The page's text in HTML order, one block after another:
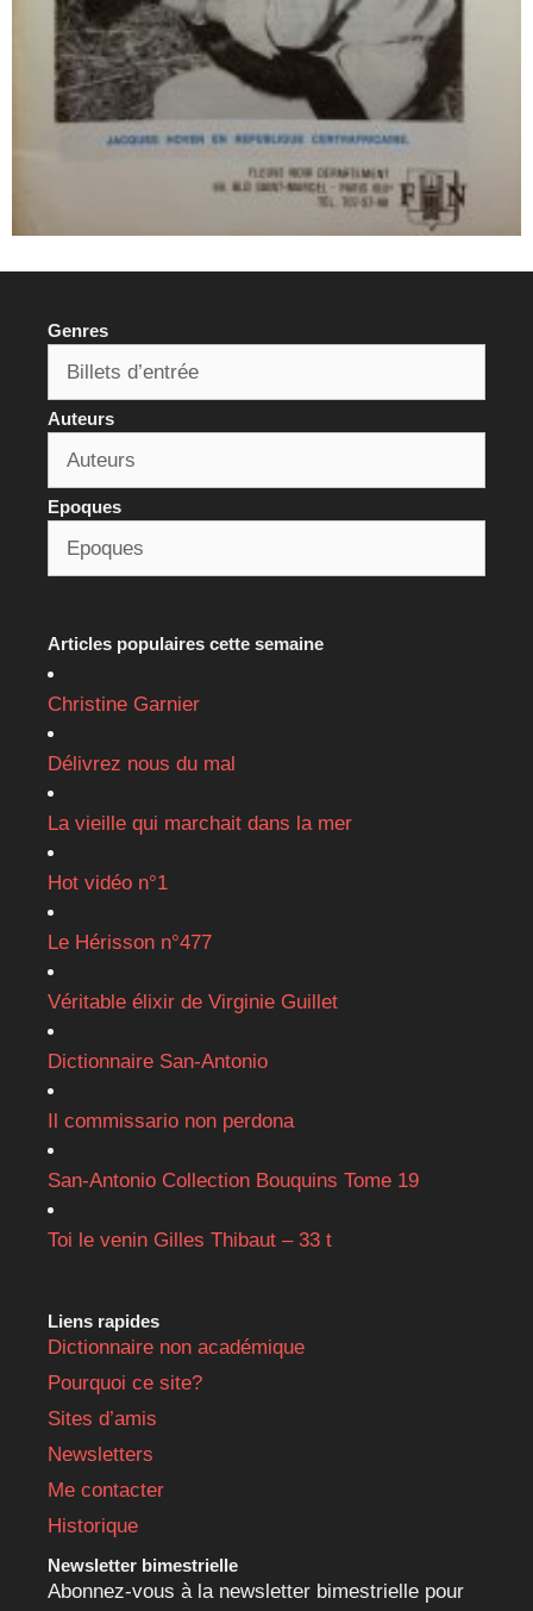
Genres
Auteurs
Epoques
Articles populaires cette semaine
Christine Garnier
Délivrez nous du mal
La vieille qui marchait dans la mer
Hot vidéo n°1
Le Hérisson n°477
Véritable élixir de Virginie Guillet
Dictionnaire San-Antonio
Il commissario non perdona
San-Antonio Collection Bouquins Tome 19
Toi le venin Gilles Thibaut – 33 t
Liens rapides
Dictionnaire non académique
Pourquoi ce site?
Sites d’amis
Newsletters
Me contacter
Historique
Newsletter bimestrielle
Abonnez-vous à la newsletter bimestrielle pour